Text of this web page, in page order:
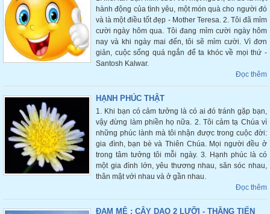
hành động của tình yêu, một món quà cho người đó
và là một điều tốt đẹp - Mother Teresa. 2. Tôi đã mỉm
cười ngày hôm qua. Tôi đang mỉm cười ngày hôm
nay và khi ngày mai đến, tôi sẽ mỉm cười. Vì đơn
giản, cuộc sống quá ngắn để ta khóc về mọi thứ -
Santosh Kalwar.
Đọc thêm
HẠNH PHÚC THẬT
1. Khi bạn có cảm tưởng là có ai đó tránh gặp bạn,
vậy đừng làm phiền họ nữa. 2. Tôi cảm tạ Chúa vì
những phúc lành mà tôi nhận được trong cuộc đời:
gia đình, bạn bè và Thiên Chúa. Mọi người đều ở
trong tâm tưởng tôi mỗi ngày. 3. Hạnh phúc là có
một gia đình lớn, yêu thương nhau, săn sóc nhau,
thân mật với nhau và ở gần nhau.
Đọc thêm
ĐAM MÊ : CÂY DAO 2 LƯỠI - THĂNG TIẾN